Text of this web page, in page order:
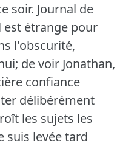
soir. Journal de
est étrange pour
l'obscurité,
de voir Jonathan,
confiance
délibérément
les sujets les
suis levée tard